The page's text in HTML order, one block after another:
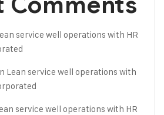
service well operations with HR
Lean service well operations with
service well operations with HR